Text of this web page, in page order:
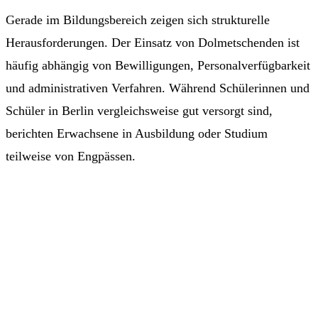
Gerade im Bildungsbereich zeigen sich strukturelle
Herausforderungen. Der Einsatz von Dolmetschenden ist
häufig abhängig von Bewilligungen, Personalverfügbarkeit
und administrativen Verfahren. Während Schülerinnen und
Schüler in Berlin vergleichsweise gut versorgt sind,
berichten Erwachsene in Ausbildung oder Studium
teilweise von Engpässen.